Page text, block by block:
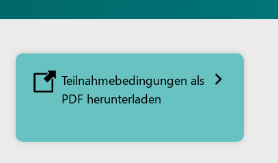
Teilnahmebedingungen als
PDF herunterladen